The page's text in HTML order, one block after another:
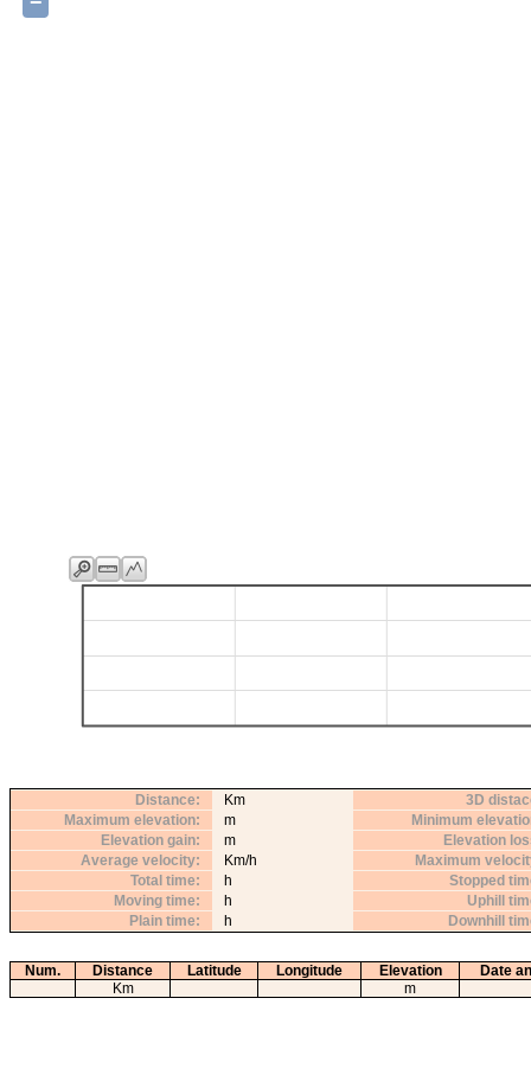
Distance
Km
Maximum elevation
m
Elevation gain
m
Average velocity
Km/h
Total time
h
Moving time
h
Plain time
h
3D
Minimum
Elevation
Maximum
Stopped
Uphill
Downhill
Num. Distance Latitude Longitude Elevation
Date
Km
m